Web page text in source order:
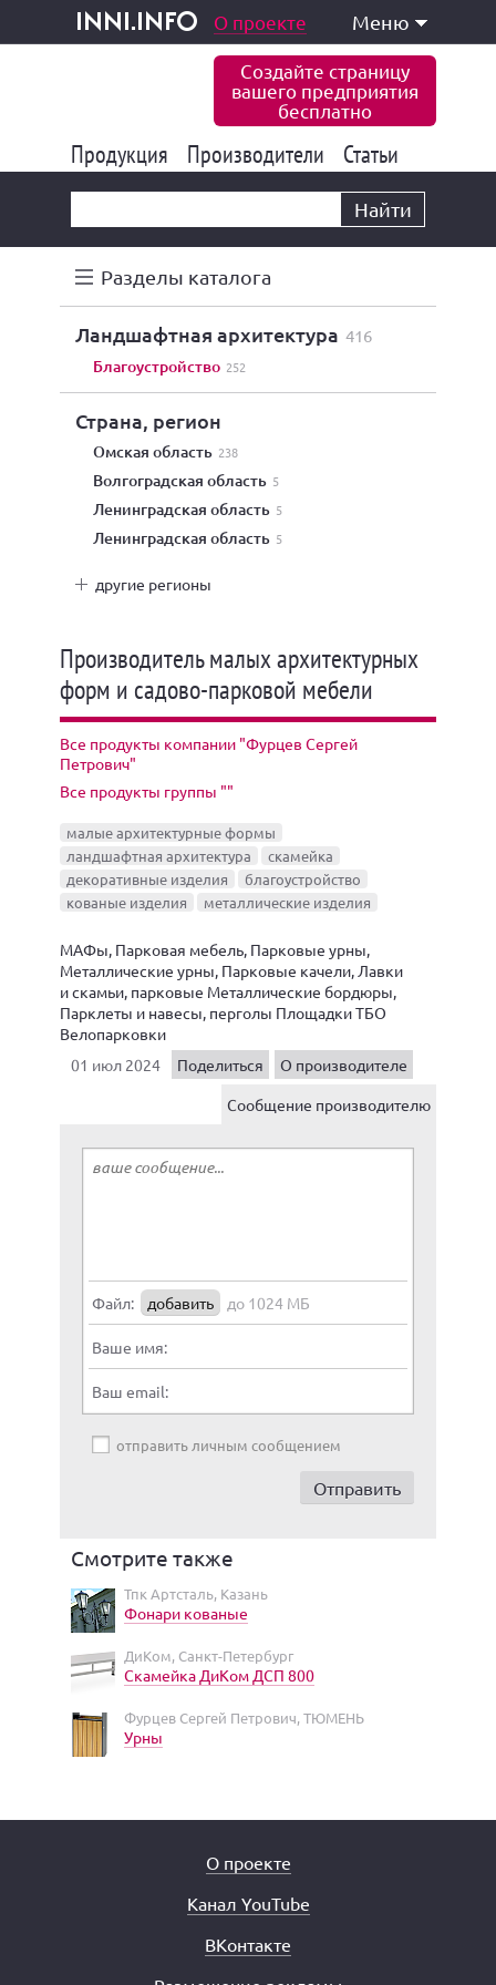
inni.info
и услуги О проекте Меню
Создайте страницу
вашего предприятия
бесплатно
Продукция 177 853
Производители 6 780
Статьи
Найти
Разделы каталога
ландшафтная архитектура 416
благоустройство 252
Страна, регион
Омская область 238
Волгоградская область 5
Ленинградская область 5
Ленинградская область 5
другие регионы
Производитель малых архитектурных
форм и садово-парковой мебели
Все продукты компании "Фурцев Сергей
Петрович"
Все продукты группы ""
малые архитектурные формы
ландшафтная архитектура
скамейка
декоративные изделия
благоустройство
кованые изделия
металлические изделия
МАФы, Парковая мебель, Парковые урны,
Металлические урны, Парковые качели, Лавки
и скамьи, парковые Металлические бордюры,
Парклеты и навесы, перголы Площадки ТБО
Велопарковки
01 июл 2024
Поделиться
О производителе
Сообщение производителю
Файл: добавить до 1024 МБ
Ваше имя:
Ваш email:
отправить личным сообщением
Смотрите также
Тпк Артсталь, Казань
Фонари кованые
ДиКом, Санкт-Петербург
Скамейка ДиКом ДСП 800
Фурцев Сергей Петрович, ТЮМЕНЬ
Урны
О проекте
Канал YouTube
ВКонтакте